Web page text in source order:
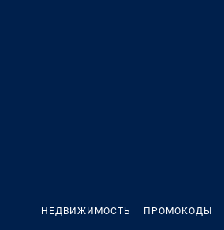
НЕДВИЖИМОСТЬ ПРОМОКОДЫ